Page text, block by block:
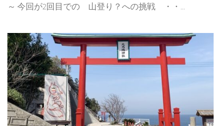
～ 今回が2回目での 山登り？への挑戦 ・・...